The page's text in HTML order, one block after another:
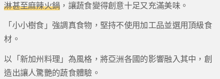
淋甚至麻辣火鍋 ，讓蔬食變得創意十足又充滿美味。
「小小樹食」強調真食物，堅持不使用加工品並選用頂級食
材。
以「新加州料理」為風格，將亞洲各國的影響融入其中，創
造出讓人驚艷的蔬食體驗。